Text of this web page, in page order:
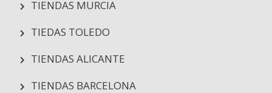
TIENDAS MURCIA
TIEDAS TOLEDO
TIENDAS ALICANTE
TIENDAS BARCELONA